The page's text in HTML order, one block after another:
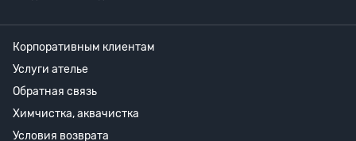
Корпоративным клиентам
Услуги ателье
Обратная связь
Химчистка, аквачистка
Условия возврата